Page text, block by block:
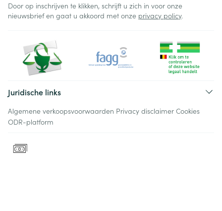
Door op inschrijven te klikken, schrijft u zich in voor onze
nieuwsbrief en gaat u akkoord met onze privacy policy.
Juridische links
Algemene verkoopsvoorwaarden Privacy disclaimer Cookies
ODR-platform